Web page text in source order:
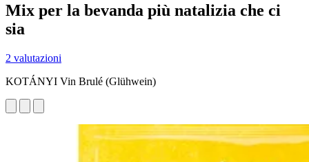
Mix per la bevanda più natalizia che ci
sia
2 valutazioni
KOTÁNYI Vin Brulé (Glühwein)